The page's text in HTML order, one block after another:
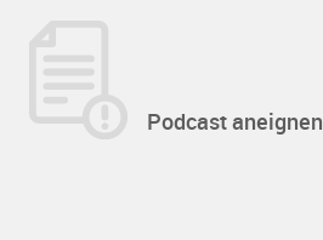
Podcast aneignen